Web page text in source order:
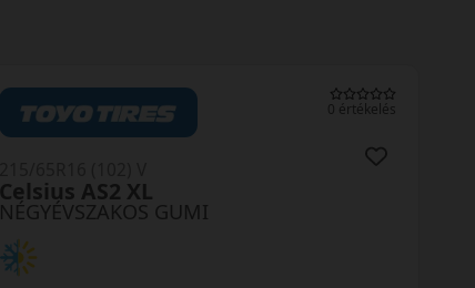
0 értékelés
NÉGYÉVSZAKOS GUMI
Celsius AS2 XL